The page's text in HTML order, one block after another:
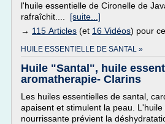
l'huile essentielle de Cironelle de
rafraîchit.... [suite...]
→ 115 Articles (et 16 Vidéos) pour
HUILE ESSENTIELLE DE SANTAL »
Huile "Santal", huile
aromatherapie- Clarins
Les huiles essentielles de santal,
apaisent et stimulent la peau.
nourrissante prévient la